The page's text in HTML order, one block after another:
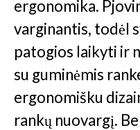
ergonomika.
varginantis, todėl
patogios laikyti ir
su guminėmis
ergonomišku
rankų nuovargį.